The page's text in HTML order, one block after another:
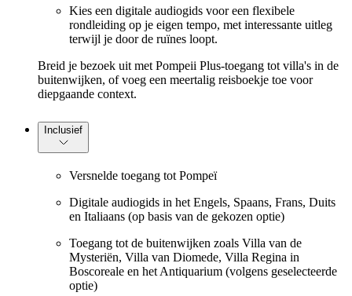
Kies een digitale audiogids voor een flexibele
rondleiding op je eigen tempo, met interessante uitleg
terwijl je door de ruïnes loopt.
Breid je bezoek uit met Pompeii Plus-toegang tot villa's in de
buitenwijken, of voeg een meertalig reisboekje toe voor
diepgaande context.
Inclusief
Versnelde toegang tot Pompeï
Digitale audiogids in het Engels, Spaans, Frans, Duits
en Italiaans (op basis van de gekozen optie)
Toegang tot de buitenwijken zoals Villa van de
Mysteriën, Villa van Diomede, Villa Regina in
Boscoreale en het Antiquarium (volgens geselecteerde
optie)